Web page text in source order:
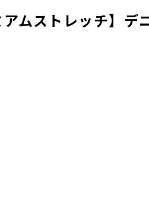
ムストレッチ】デ